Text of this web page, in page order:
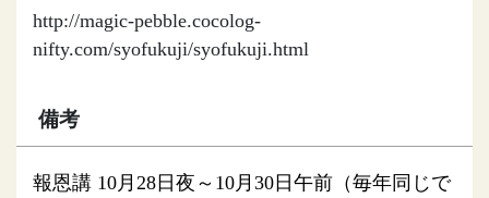
http://magic-pebble.cocolog-
nifty.com/syofukuji/syofukuji.html
備考
報恩講 10月28日夜～10月30日午前（毎年同じで